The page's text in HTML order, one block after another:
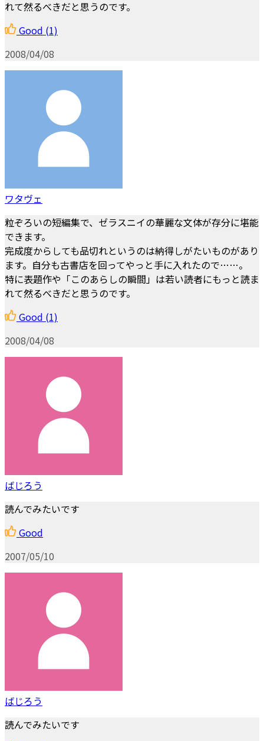
れて然るべきだと思うのです。
Good (1)
2008/04/08
ワタヴェ
粒ぞろいの短編集で、ゼラスニイの華麗な文体が存分に堪能
できます。
完成度からしても品切れというのは納得しがたいものがあり
ます。自分も古書店を回ってやっと手に入れたので……。
特に表題作や「このあらしの瞬間」は若い読者にもっと読ま
れて然るべきだと思うのです。
Good (1)
2008/04/08
ばじろう
読んでみたいです
Good
2007/05/10
ばじろう
読んでみたいです